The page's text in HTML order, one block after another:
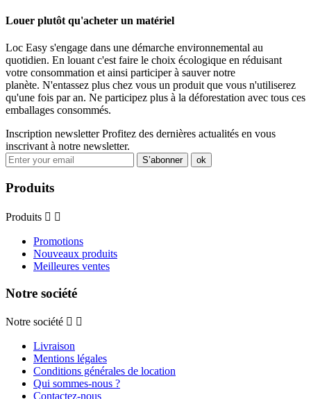
Louer plutôt qu'acheter un matériel
Loc Easy s'engage dans une démarche environnemental au
quotidien. En louant c'est faire le choix écologique en réduisant
votre consommation et ainsi participer à sauver notre
planète. N'entassez plus chez vous un produit que vous n'utiliserez
qu'une fois par an. Ne participez plus à la déforestation avec tous ces
emballages consommés.
Inscription newsletter Profitez des dernières actualités en vous
inscrivant à notre newsletter.
Produits
Produits  
Promotions
Nouveaux produits
Meilleures ventes
Notre société
Notre société  
Livraison
Mentions légales
Conditions générales de location
Qui sommes-nous ?
Contactez-nous